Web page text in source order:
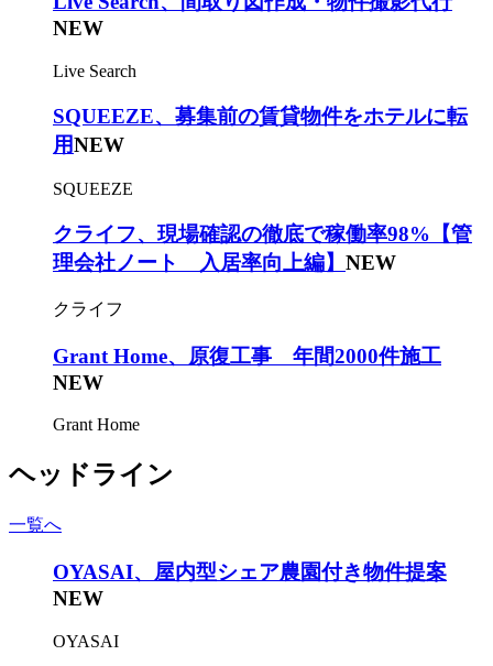
NEW
Live Search
SQUEEZE、募集前の賃貸物件をホテルに転
用NEW
SQUEEZE
クライフ、現場確認の徹底で稼働率98%【管
理会社ノート 入居率向上編】 NEW
クライフ
Grant Home、原復工事 年間2000件施工
NEW
Grant Home
ヘッドライン
一覧へ
OYASAI、屋内型シェア農園付き物件提案
NEW
OYASAI